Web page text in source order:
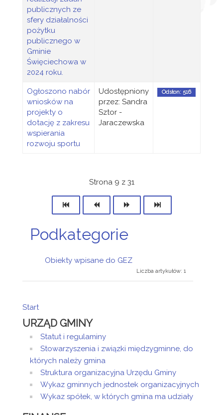
publicznych ze
sfery działalności
pożytku
publicznego w
Gminie
Święciechowa w
2024 roku.
Ogłoszono nabór
wniosków na
projekty o
dotację z zakresu
wspierania
rozwoju sportu
Udostępniony
przez: Sandra
Sztor -
Jaraczewska
Odsłon: 516
Strona 9 z 31
Podkategorie
Obiekty wpisane do GEZ
Liczba artykułów: 1
Start
URZĄD GMINY
Statut i regulaminy
Stowarzyszenia i związki międzygminne, do
których należy gmina
Struktura organizacyjna Urzędu Gminy
Wykaz gminnych jednostek organizacyjnych
Wykaz spółek, w których gmina ma udziały